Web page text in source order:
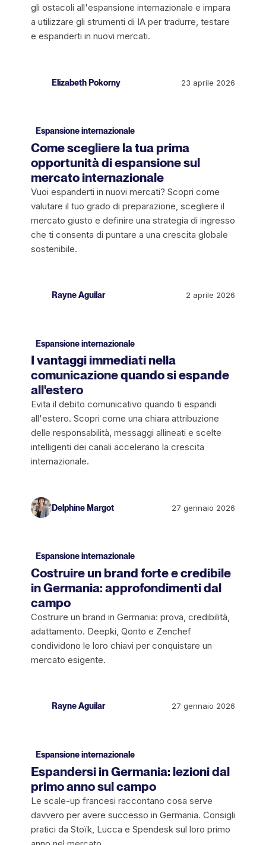
gli ostacoli all'espansione internazionale e impara
a utilizzare gli strumenti di IA per tradurre, testare
e espanderti in nuovi mercati.
Elizabeth Pokorny 23 aprile 2026
Espansione internazionale
Come scegliere la tua prima
opportunità di espansione sul
mercato internazionale
Vuoi espanderti in nuovi mercati? Scopri come
valutare il tuo grado di preparazione, scegliere il
mercato giusto e definire una strategia di ingresso
che ti consenta di puntare a una crescita globale
sostenibile.
Rayne Aguilar 2 aprile 2026
Espansione internazionale
I vantaggi immediati nella
comunicazione quando si espande
all'estero
Evita il debito comunicativo quando ti espandi
all'estero. Scopri come una chiara attribuzione
delle responsabilità, messaggi allineati e scelte
intelligenti dei canali accelerano la crescita
internazionale.
Delphine Margot 27 gennaio 2026
Espansione internazionale
Costruire un brand forte e credibile
in Germania: approfondimenti dal
campo
Costruire un brand in Germania: prova, credibilità,
adattamento. Deepki, Qonto e Zenchef
condividono le loro chiavi per conquistare un
mercato esigente.
Rayne Aguilar 27 gennaio 2026
Espansione internazionale
Espandersi in Germania: lezioni dal
primo anno sul campo
Le scale-up francesi raccontano cosa serve
davvero per avere successo in Germania. Consigli
pratici da Stoïk, Lucca e Spendesk sul loro primo